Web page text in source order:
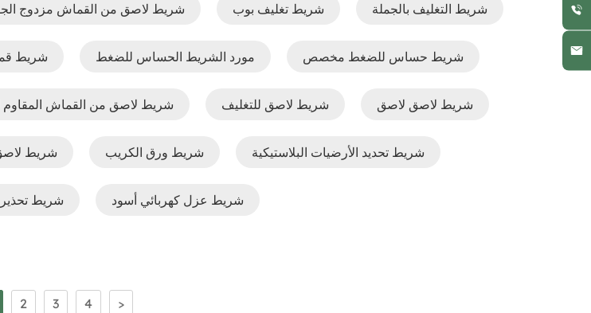
شريط لاصق من القماش مزدوج شريط تغليف بوب شريط التغليف بالجملة
شريط مورد الشريط الحساس للضغط شريط حساس للضغط مخصص
شريط لاصق من القماش المقاوم شريط لاصق للتغليف شريط لاصق لاصق
شريط شريط ورق الكريب شريط تحديد الأرضيات البلاستيكية
شريط تحذير شريط عزل كهربائي أسود
2 3 4 >